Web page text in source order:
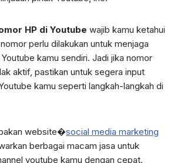
HP di Youtube wajib kamu ketahui
perlu dilakukan untuk menjaga
kamu sendiri. Jadi jika nomor
aktif, pastikan untuk segera input
kamu seperti langkah-langkah di
website�social media marketing
berbagai macam jasa untuk
youtube kamu dengan cepat.